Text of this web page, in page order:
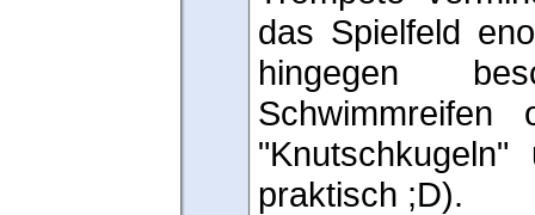
das Spielfeld
hingegen
praktisch ;D).